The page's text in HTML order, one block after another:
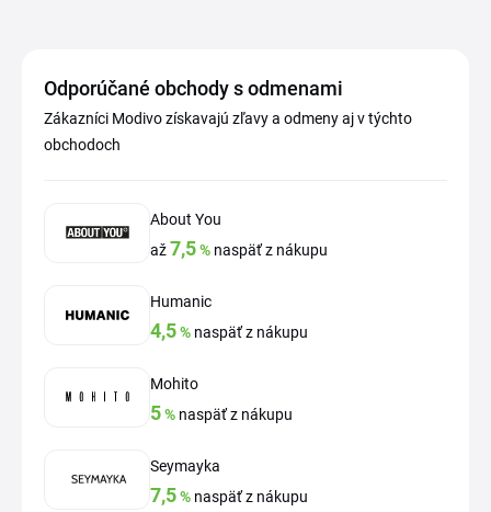
Odporúčané obchody s odmenami
Zákazníci Modivo získavajú zľavy a odmeny aj v týchto
obchodoch
About You
až7,5% naspäť z nákupu
Humanic
4,5% naspäť z nákupu
Mohito
5% naspäť z nákupu
Seymayka
7,5% naspäť z nákupu